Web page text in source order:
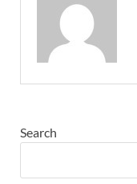
Search